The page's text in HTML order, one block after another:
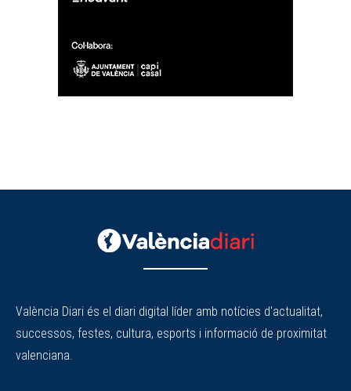
València Diari és el diari digital líder amb notícies d'actualitat,
successos, festes, cultura, esports i informació de proximitat
valenciana.